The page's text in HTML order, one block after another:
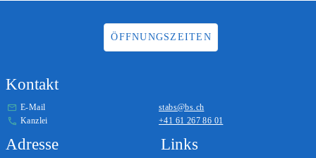
ÖFFNUNGSZEITEN
Kontakt
E-Mail
stabs@bs.ch
Kanzlei
+41 61 267 86 01
Adresse Links